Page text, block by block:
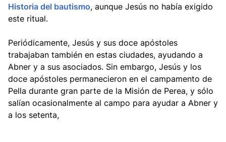
Historia del bautismo, aunque Jesús no había exigido
este ritual.
Periódicamente, Jesús y sus doce apóstoles
trabajaban también en estas ciudades, ayudando a
Abner y a sus asociados. Sin embargo, Jesús y los
doce apóstoles permanecieron en el campamento de
Pella durante gran parte de la Misión de Perea, y sólo
salían ocasionalmente al campo para ayudar a Abner y
a los setenta,